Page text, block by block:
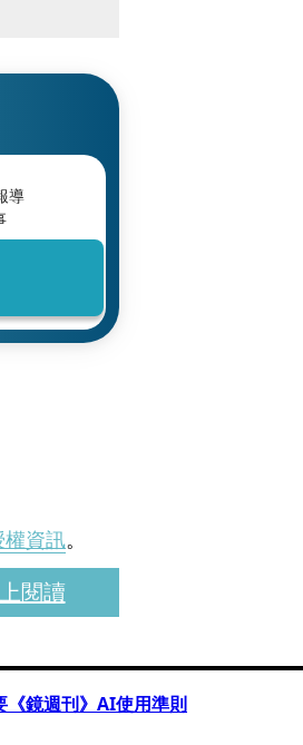
導
權資訊。
閱讀
《鏡週刊》AI使用準則